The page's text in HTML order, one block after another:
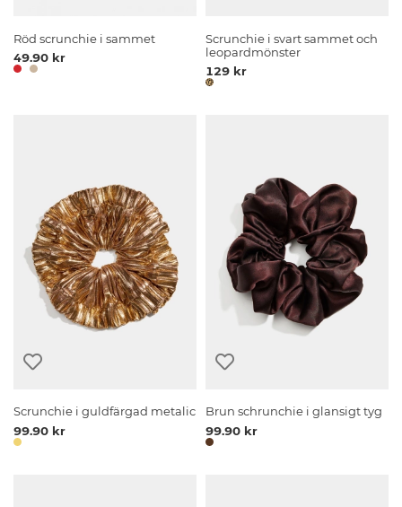
Röd scrunchie i sammet
49.90 kr
Scrunchie i svart sammet och
leopardmönster
129 kr
Scrunchie i guldfärgad metalic
99.90 kr
Brun schrunchie i glansigt tyg
99.90 kr